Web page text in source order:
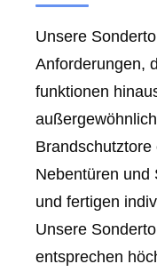
Unsere
Anforderungen,
funktionen
Brandschutztore
Nebentüren und
und fertigen
Unsere
entsprechen